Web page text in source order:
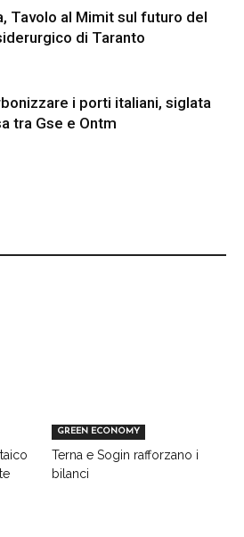
Tavolo al Mimit sul futuro del
di Taranto
i porti italiani, siglata
tra Gse e Ontm
GREEN ECONOMY
Terna e Sogin rafforzano i
bilanci